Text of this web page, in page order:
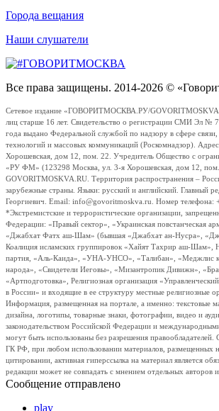
Города вещания
Наши слушатели
Все права защищены. 2014-2026 ©
Сетевое издание «ГОВОРИТМОСКВА.РУ/
лиц старше 16 лет. Свидетельство о регистрации СМИ Эл №
года выдано Федеральной службой по надзору в сфере
технологий и массовых коммуникаций (Роскомнадзор).
Хорошевская, дом 12, пом. 22. Учредитель Общество с
«РУ ФМ» (123298 Москва, ул. 3-я Хорошевская, дом 12,
GOVORITMOSKVA.RU. Территория распространения –
зарубежные страны. Языки: русский и английский. Главный
Георгиевич. Email: info@govoritmoskva.ru. Номер телефона:
*Экстремистские и террористические организации,
Федерации: «Правый сектор», «Украинская повстанческая
«Джабхат Фатх аш-Шам» (бывшая «Джабхат ан-Нусра»,
Коалиция исламских группировок «Хайят Тахрир аш-Шам»,
партия, «Аль-Каида», «УНА-УНСО», «Талибан», «Меджлис
народа», «Свидетели Иеговы», «Мизантропик Дивижн»,
«Артподготовка», Религиозная организация
в России» и входящие в ее структуру местные религиозные
Информация, размещенная на портале, а именно: текстовые
дизайна, логотипы, товарные знаки, фотографии, видео и
законодательством Российской Федерации и
могут быть использованы без разрешения правообладателей.
ГК РФ, при любом использовании материалов, размещенных
цитировании, активная гиперссылка на материал является
редакции может не совпадать с мнением отдельных авторов и
Сообщение отправлено
play